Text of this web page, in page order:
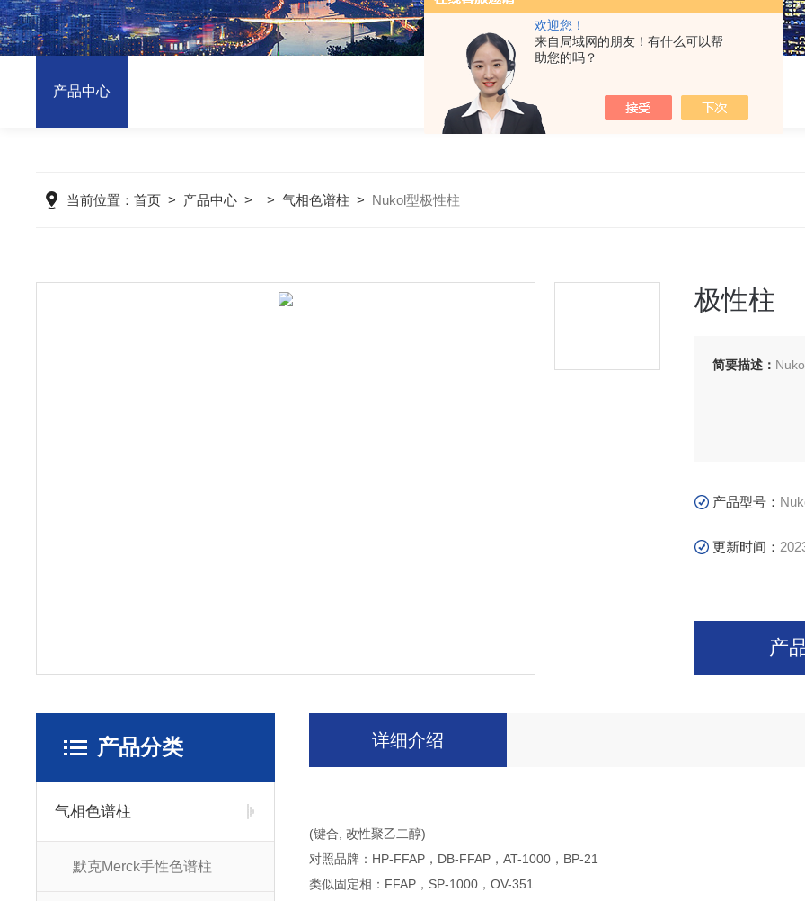
欢迎您！
来自局域网的朋友！有什么可以帮
助您的吗？
产品中心
当前位置：首页 > 产品中心 > >气相色谱柱 > Nukol型极性柱
极性柱
简要描述：
产品型号：
更新时间：
产
产品分类
气相色谱柱
默克Merck手性色谱柱
详细介绍
(键合, 改性聚乙二醇)
对照品牌：HP-FFAP，DB-FFAP，AT-1000，BP-21
类似固定相：FFAP，SP-1000，OV-351